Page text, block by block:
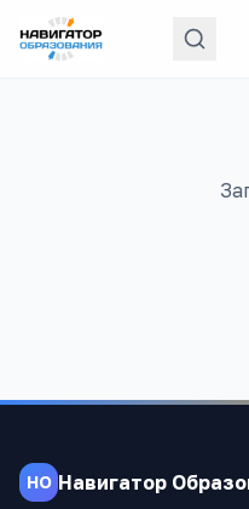
НО Навигатор